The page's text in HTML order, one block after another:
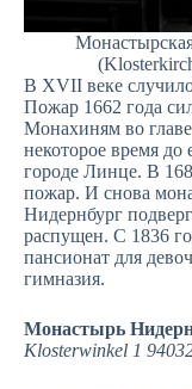
В XVII веке
Пожар 1662 года
Монахиням во
некоторое время до
городе Линце. В
пожар. И снова
Нидернбург
распущен. С 1836
пансионат для
гимназия.
Монастырь
Klosterwinkel 1